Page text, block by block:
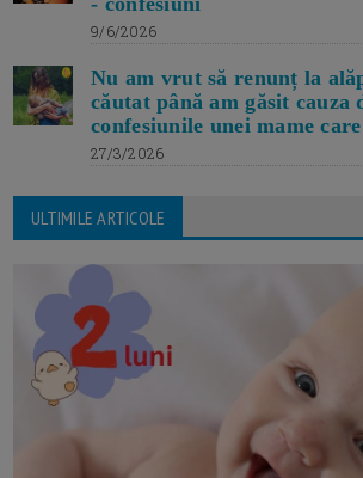
9/6/2026
Nu am vrut să renunț la
căutat până am găsit cauza
confesiunile unei mame
27/3/2026
ULTIMILE ARTICOLE